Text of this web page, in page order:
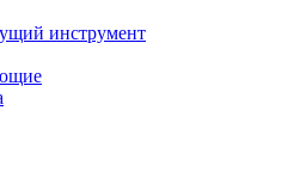
инструмент